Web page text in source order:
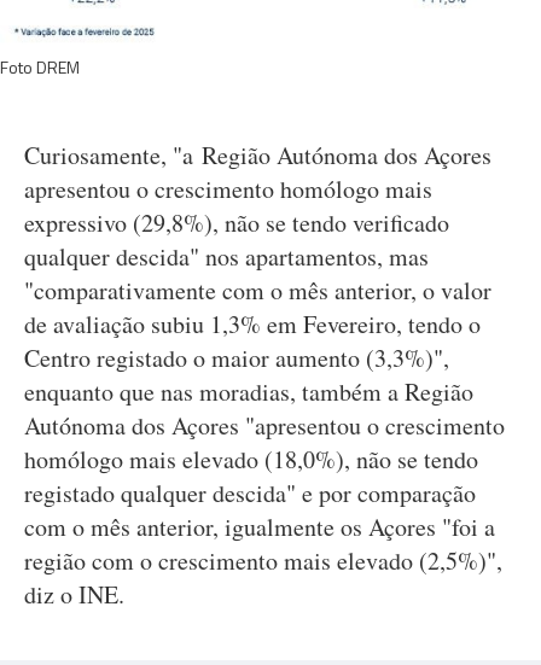
Foto DREM
Curiosamente, "a Região Autónoma dos Açores
apresentou o crescimento homólogo mais
expressivo (29,8%), não se tendo verificado
qualquer descida" nos apartamentos, mas
"comparativamente com o mês anterior, o valor
de avaliação subiu 1,3% em Fevereiro, tendo o
Centro registado o maior aumento (3,3%)",
enquanto que nas moradias, também a Região
Autónoma dos Açores "apresentou o crescimento
homólogo mais elevado (18,0%), não se tendo
registado qualquer descida" e por comparação
com o mês anterior, igualmente os Açores "foi a
região com o crescimento mais elevado (2,5%)",
diz o INE.